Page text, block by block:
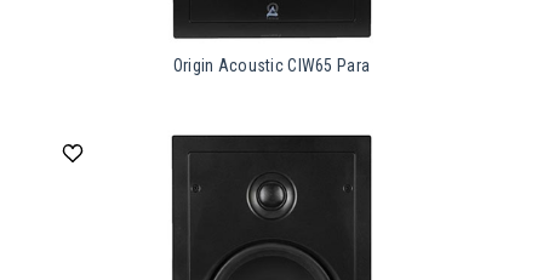
Origin Acoustic CIW65 Para